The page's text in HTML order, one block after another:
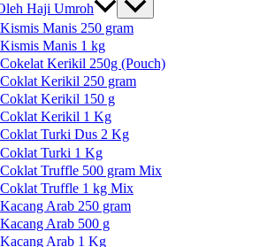
Haji Umroh
Kismis Manis 250 gram
Kismis Manis 1 kg
Cokelat Kerikil 250g (Pouch)
Coklat Kerikil 250 gram
Coklat Kerikil 150 g
Coklat Kerikil 1 Kg
Coklat Turki Dus 2 Kg
Coklat Turki 1 Kg
Coklat Truffle 500 gram Mix
Coklat Truffle 1 kg Mix
Kacang Arab 250 gram
Kacang Arab 500 g
Kacang Arab 1 Kg